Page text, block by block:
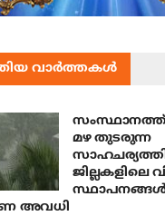
വാർത്തകൾ
മഴ തുടരുന്ന
ജില്ലകളിലെ
അവധി